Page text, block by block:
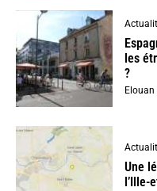
les
?
Une
l’Ille-